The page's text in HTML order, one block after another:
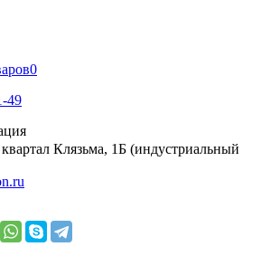
0
49
Клязьма, 1Б (индустриальный